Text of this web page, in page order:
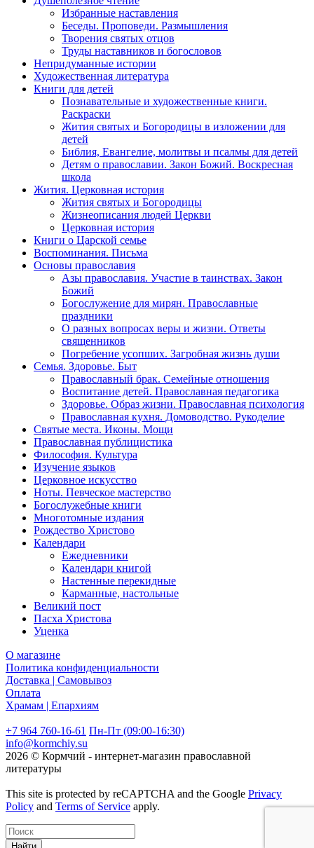
Избранные наставления
Беседы. Проповеди. Размышления
Творения святых отцов
Труды наставников и богословов
Непридуманные истории
Художественная литература
Книги для детей
Познавательные и художественные книги.
Раскраски
Жития святых и Богородицы в изложении для
детей
Библия, Евангелие, молитвы и псалмы для детей
Детям о православии. Закон Божий. Воскресная
школа
Жития. Церковная история
Жития святых и Богородицы
Жизнеописания людей Церкви
Церковная история
Книги о Царской семье
Воспоминания. Письма
Основы православия
Азы православия. Участие в таинствах. Закон
Божий
Богослужение для мирян. Православные
праздники
О разных вопросах веры и жизни. Ответы
священников
Погребение усопших. Загробная жизнь души
Семья. Здоровье. Быт
Православный брак. Семейные отношения
Воспитание детей. Православная педагогика
Здоровье. Образ жизни. Православная психология
Православная кухня. Домоводство. Рукоделие
Святые места. Иконы. Мощи
Православная публицистика
Философия. Культура
Изучение языков
Церковное искусство
Ноты. Певческое мастерство
Богослужебные книги
Многотомные издания
Рождество Христово
Календари
Ежедневники
Календари книгой
Настенные перекидные
Карманные, настольные
Великий пост
Пасха Христова
Уценка
О магазине
Политика конфиденциальности
Доставка | Самовывоз
Оплата
Храмам | Епархиям
+7 964 760-16-61 Пн-Пт (09:00-16:30)
info@kormchiy.su
2026 © Кормчий - интернет-магазин православной
литературы
This site is protected by reCAPTCHA and the Google Privacy
Policy and Terms of Service apply.